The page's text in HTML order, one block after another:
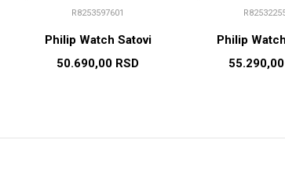
R8253597601
Philip Watch Satovi
50.690,00 RSD
Philip
55.290,00